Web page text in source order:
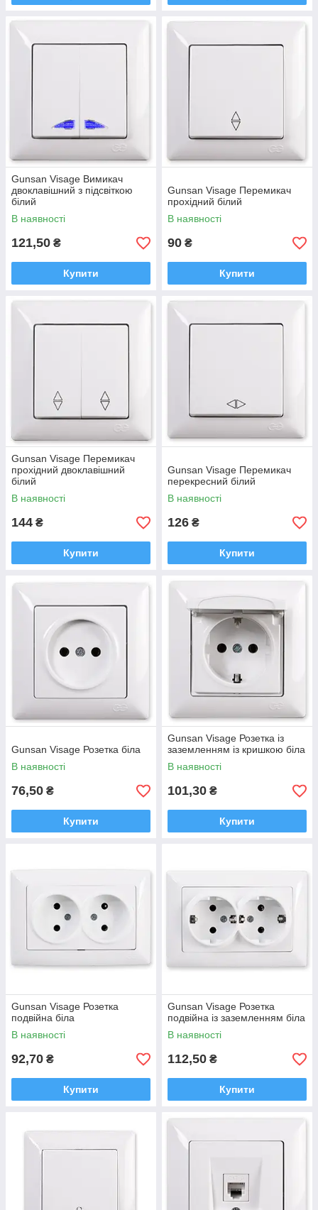
Gunsan Visage Вимикач
двоклавішний з підсвіткою
білий
В наявності
121,50 ₴
Купити
Gunsan Visage Перемикач
прохідний білий
В наявності
90 ₴
Купити
Gunsan Visage Перемикач
прохідний двоклавішний
білий
В наявності
144 ₴
Купити
Gunsan Visage Перемикач
перекресний білий
В наявності
126 ₴
Купити
Gunsan Visage Розетка біла
В наявності
76,50 ₴
Купити
Gunsan Visage Розетка із
заземленням із кришкою біла
В наявності
101,30 ₴
Купити
Gunsan Visage Розетка
подвійна біла
В наявності
92,70 ₴
Купити
Gunsan Visage Розетка
подвійна із заземленням біла
В наявності
112,50 ₴
Купити